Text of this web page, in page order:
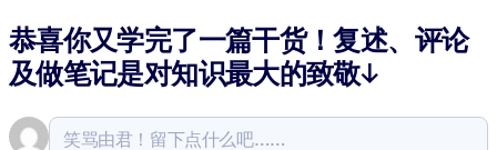
恭喜你又学完了一篇干货！复述、评论
及做笔记是对知识最大的致敬↓